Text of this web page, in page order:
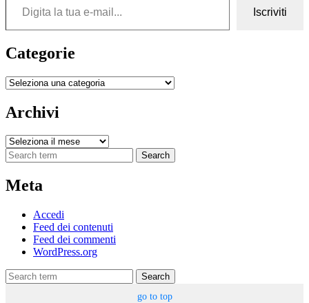
Iscriviti
Categorie
Categorie
Archivi
Archivi
Search
Meta
Accedi
Feed dei contenuti
Feed dei commenti
WordPress.org
Search
go to top